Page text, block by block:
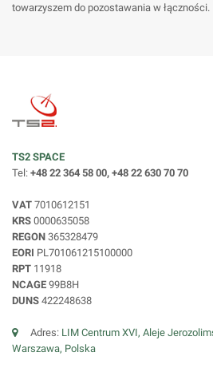
towarzyszem do pozostawania w łączności.
TS2 SPACE
Tel: +48 22 364 58 00, +48 22 630 70 70
VAT 7010612151
KRS 0000635058
REGON 365328479
EORI PL701061215100000
RPT 11918
NCAGE 99B8H
DUNS 422248638
Adres: LIM Centrum XVI, Aleje
Warszawa, Polska